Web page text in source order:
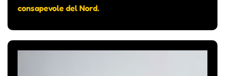
consapevole del Nord.